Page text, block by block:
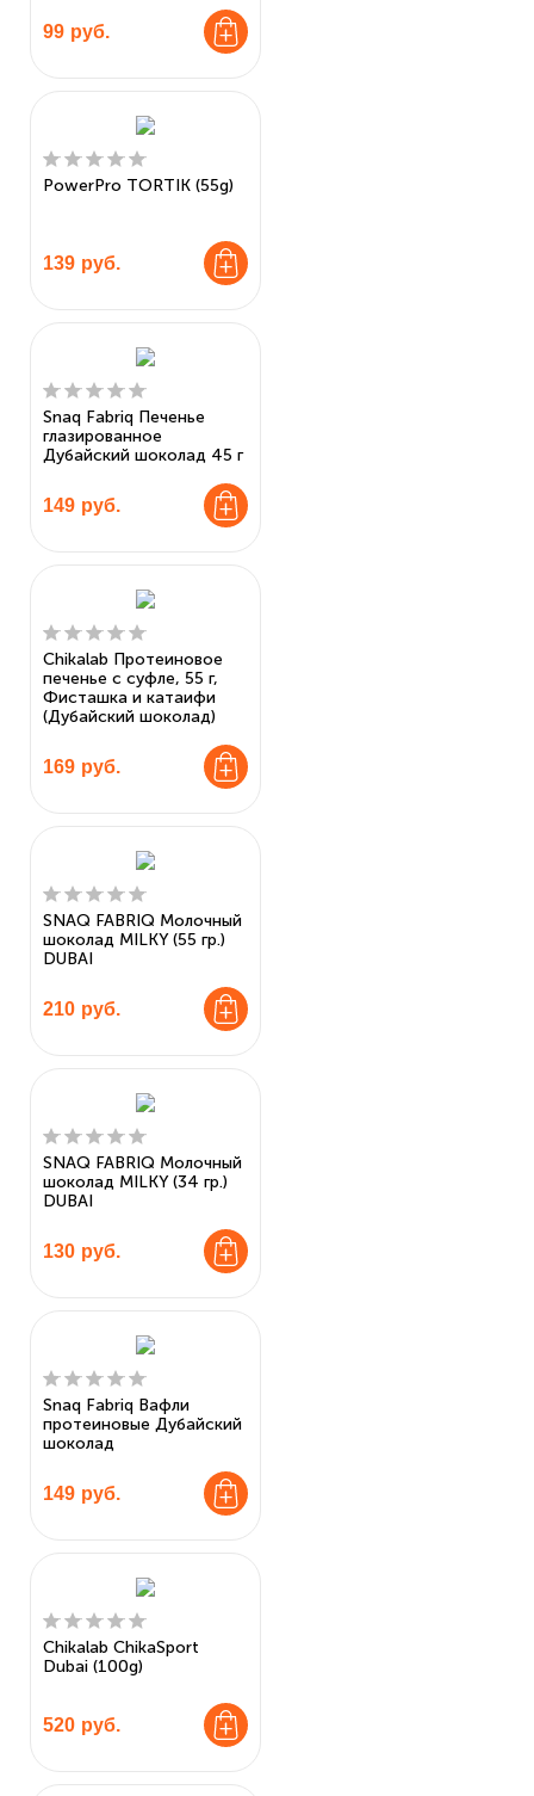
99 руб.
PowerPro TORTIK (55g)
139 руб.
Snaq Fabriq Печенье
глазированное
Дубайский шоколад 45 г
149 руб.
Chikalab Протеиновое
печенье с суфле, 55 г,
Фисташка и катаифи
(Дубайский шоколад)
169 руб.
SNAQ FABRIQ Молочный
шоколад MILKY (55 гр.)
DUBAI
210 руб.
SNAQ FABRIQ Молочный
шоколад MILKY (34 гр.)
DUBAI
130 руб.
Snaq Fabriq Вафли
протеиновые Дубайский
шоколад
149 руб.
Chikalab ChikaSport
Dubai (100g)
520 руб.